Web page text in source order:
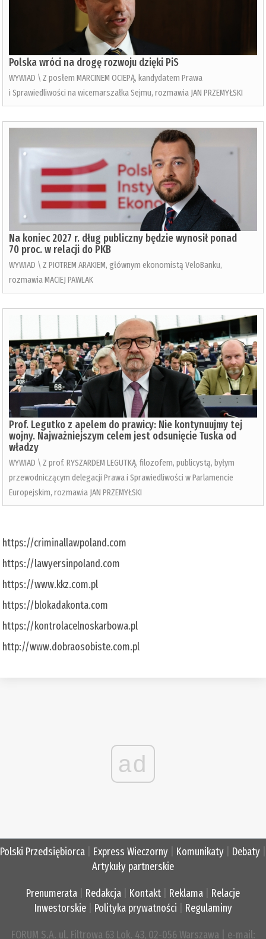
Polska wróci na drogę rozwoju dzięki PiS
WYWIAD \ Z posłem MARCINEM OCIEPĄ, kandydatem Prawa
i Sprawiedliwości na wicemarszałka Sejmu, rozmawia JAN PRZEMYŁSKI
Na koniec 2027 r. dług publiczny będzie wynosił ponad
70 proc. w relacji do PKB
WYWIAD \ Z PIOTREM ARAKIEM, głównym ekonomistą VeloBanku,
rozmawia MACIEJ PAWLAK
Prof. Legutko z apelem do prawicy: Nie kontynuujmy tej
wojny. Najważniejszym celem jest odsunięcie Tuska od
władzy
WYWIAD \ Z prof. RYSZARDEM LEGUTKĄ, filozofem, publicystą, byłym
przewodniczącym delegacji Prawa i Sprawiedliwości w Parlamencie
Europejskim, rozmawia JAN PRZEMYŁSKI
https://criminallawpoland.com
https://lawyersinpoland.com
https://www.kkz.com.pl
https://blokadakonta.com
https://kontrolacelnoskarbowa.pl
http://www.dobraosobiste.com.pl
ad
Polski Przedsiębiorca Express Wieczorny Komunikaty Debaty
Artykuły partnerskie
Prenumerata Redakcja Kontakt Reklama
Relacje
Inwestorskie| Polityka prywatności Regulaminy
FORUM S.A. ul. Filtrowa 63 Lok. 43, 02-056 Warszawa | e-mail: